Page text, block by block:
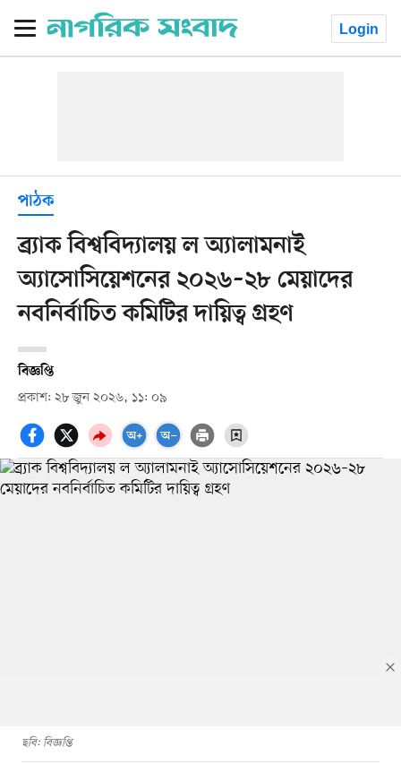
Login
পাঠক
ব্র্যাক বিশ্ববিদ্যালয় ল অ্যালামনাই
অ্যাসোসিয়েশনের ২০২৬–২৮ মেয়াদের
নবনির্বাচিত কমিটির দায়িত্ব গ্রহণ
বিজ্ঞপ্তি
প্রকাশ: ২৮ জুন ২০২৬, ১১: ০৯
ছবি: বিজ্ঞপ্তি